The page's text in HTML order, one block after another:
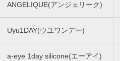
ANGELIQUE(アンジェリーク)
Uyu1DAY(ウユワンデー)
a-eye 1day silicone(エーアイ)